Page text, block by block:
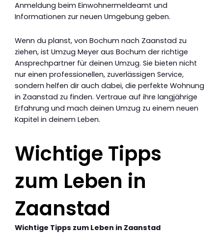
Anmeldung beim Einwohnermeldeamt und
Informationen zur neuen Umgebung geben.
Wenn du planst, von Bochum nach Zaanstad zu
ziehen, ist Umzug Meyer aus Bochum der richtige
Ansprechpartner für deinen Umzug. Sie bieten nicht
nur einen professionellen, zuverlässigen Service,
sondern helfen dir auch dabei, die perfekte Wohnung
in Zaanstad zu finden. Vertraue auf ihre langjährige
Erfahrung und mach deinen Umzug zu einem neuen
Kapitel in deinem Leben.
Wichtige Tipps
zum Leben in
Zaanstad
Wichtige Tipps zum Leben in Zaanstad